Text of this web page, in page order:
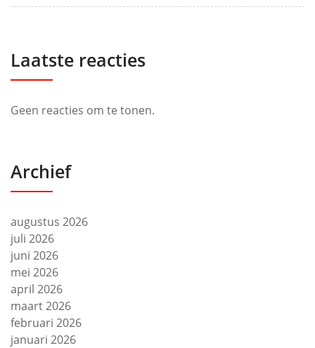
Laatste reacties
Geen reacties om te tonen.
Archief
augustus 2026
juli 2026
juni 2026
mei 2026
april 2026
maart 2026
februari 2026
januari 2026